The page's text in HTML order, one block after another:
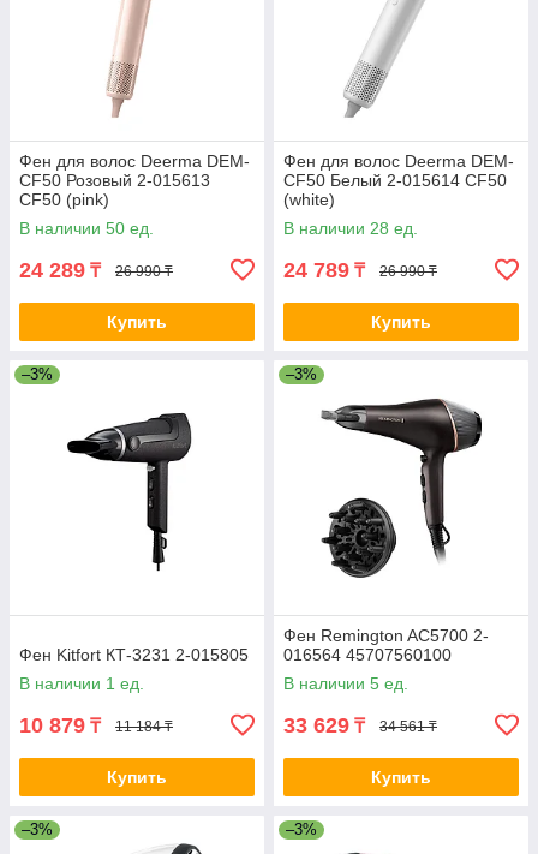
Фен для волос Deerma DEM-
CF50 Розовый 2-015613
CF50 (pink)
В наличии 50 ед.
24 289 ₸ 26 990 ₸
Купить
Фен для волос Deerma DEM-
CF50 Белый 2-015614 CF50
(white)
В наличии 28 ед.
24 789 ₸ 26 990 ₸
Купить
–3%
Фен Kitfort КТ-3231 2-015805
В наличии 1 ед.
10 879 ₸ 11 184 ₸
Купить
–3%
Фен Remington AC5700 2-
016564 45707560100
В наличии 5 ед.
33 629 ₸ 34 561 ₸
Купить
–3% –3%